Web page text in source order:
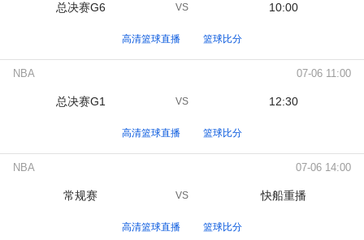
总决赛G6 VS 10:00
高清篮球直播 篮球比分
NBA 07-06 11:00
总决赛G1 VS 12:30
高清篮球直播 篮球比分
NBA 07-06 14:00
常规赛 VS 快船重播
高清篮球直播 篮球比分